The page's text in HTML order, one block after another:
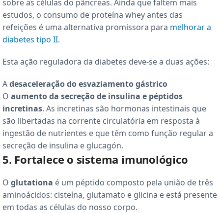
sobre as células do pâncreas. Ainda que faltem mais
estudos, o consumo de proteína whey antes das
refeições é uma alternativa promissora para melhorar a
diabetes tipo II.
Esta ação reguladora da diabetes deve-se a duas ações:
Adesaceleração do esvaziamento gástrico
O aumento da secreção de insulina e péptidos
incretinas. As incretinas são hormonas intestinais que
são libertadas na corrente circulatória em resposta à
ingestão de nutrientes e que têm como função regular a
secreção de insulina e glucagón.
5. Fortalece o sistema imunológico
O glutationa é um péptido composto pela união de três
aminoácidos: cisteína, glutamato e glicina e está presente
em todas as células do nosso corpo.